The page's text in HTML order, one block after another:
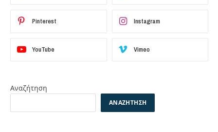
Pinterest Instagram
YouTube Vimeo
Αναζήτηση
ΑΝΑΖΉΤΗΣΗ